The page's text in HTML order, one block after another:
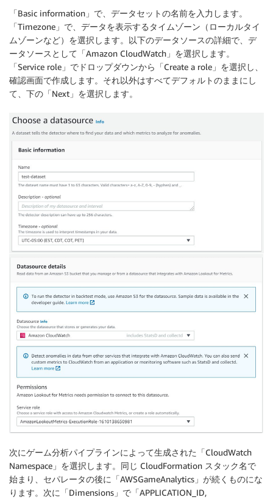
「Basic information」で、データセットの名前を入力します。
「Timezone」で、データを表示するタイムゾーン（ローカルタイ
ムゾーンなど）を選択します。以下のデータソースの詳細で、デ
ータソースとして「Amazon CloudWatch」を選択します。
「Service role」でドロップダウンから「Create a role」を選択し、
確認画面で作成します。それ以外はすべてデフォルトのままにし
て、下の「Next」を選択します。
次にゲーム分析パイプラインによって生成された「CloudWatch
Namespace」を選択します。同じ CloudFormation スタック名で
始まり、セパレータの後に「AWSGameAnalytics」が続くものにな
ります。次に「Dimensions」で「APPLICATION_ID,